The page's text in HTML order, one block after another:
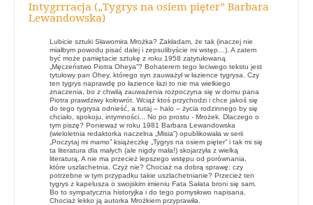
Intygrrracja („Tygrys na osiem pięter” Barbara
Lewandowska)
Lubicie sztuki Sławomira Mrożka? Zakładam, że tak (inaczej nie
miałbym powodu pisać dalej i zepsulibyście mi wstęp…). A zatem
być może pamiętacie sztukę z roku 1958 zatytułowaną
„Męczeństwo Piotra Oheya”? Bohaterem tego leciwego tekstu jest
tytułowy pan Ohey, którego syn zauważył w łazience tygrysa. Czy
ten tygrys naprawdę po łazience łazi to nie ma wielkiego
znaczenia, bo z chwilą zauważenia rozpoczyna się w domu pana
Piotra prawdziwy kołowrót. Wciąż ktoś przychodzi i chce jakoś się
do tego tygrysa odnieść, a tutaj – halo – życia rodzinnego by się
chciało, spokoju, intymności... No po prostu - Mrożek. Dlaczego o
tym piszę? Ponieważ w roku 1981 Barbara Lewandowska
(wieloletnia redaktorka naczelna „Misia”) opublikowała w serii
„Poczytaj mi mamo” książeczkę „Tygrys na osiem pięter” i tak mi się
ta literatura dla małych (ale nigdy mała!) skojarzyła z wielką
literaturą. A nie ma przecież lepszego wstępu od porównania,
które uszlachetnia. Czyż nie? Chociaż na dobrą sprawę: czy
potrzebne w tym przypadku takie uszlachetnianie? Przecież ten
tygrys z kapelusza o swojskim imieniu Fata Sałata broni się sam.
Bo to sympatyczna historyjka i do tego pomysłowo napisana.
Chociaż lekko ją autorka Mrożkiem przyprawiła.